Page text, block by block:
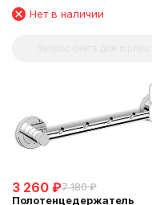
к стене "квадрат" 11038C
Нет в наличии
3 260 ₽7 180 ₽
Полотенцедержатель